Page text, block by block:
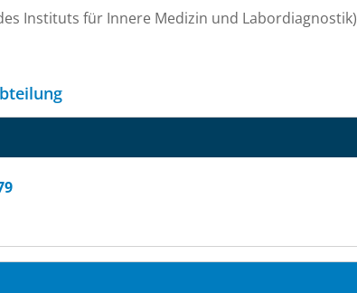
Instituts für Innere Medizin und Labordiagnostik)